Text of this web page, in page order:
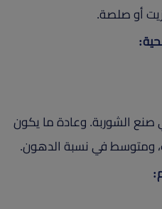
زيت أو صلصة.
الشوربة. وعادة ما يكون
ومتوسط في نسبة الدهون.